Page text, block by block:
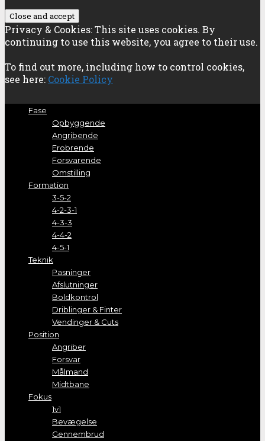
Privacy & Cookies: This site uses cookies. By
continuing to use this website, you agree to their use.
To find out more, including how to control cookies,
see here: Cookie Policy
Fase
Opbyggende
Angribende
Erobrende
Forsvarende
Omstilling
Formation
3-5-2
4-2-3-1
4-3-3
4-4-2
4-5-1
Teknik
Pasninger
Afslutninger
Boldkontrol
Driblinger & Finter
Vendinger & Cuts
Position
Angriber
Forsvar
Målmand
Midtbane
Fokus
1v1
Bevægelse
Gennembrud